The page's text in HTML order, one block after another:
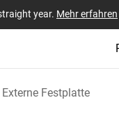
year. Mehr erfahren
Externe Festplatte